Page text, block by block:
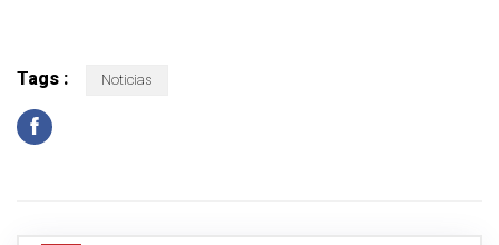
Tags : Noticias